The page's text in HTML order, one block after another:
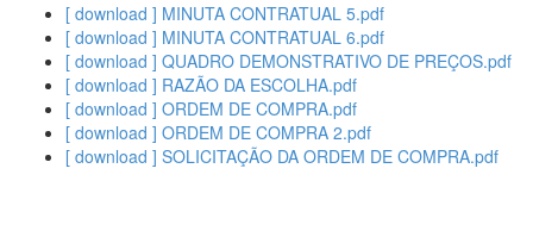
[ download ] MINUTA CONTRATUAL 5.pdf
[ download ] MINUTA CONTRATUAL 6.pdf
[ download ] QUADRO DEMONSTRATIVO DE PREÇOS.pdf
[ download ] RAZÃO DA ESCOLHA.pdf
[ download ] ORDEM DE COMPRA.pdf
[ download ] ORDEM DE COMPRA 2.pdf
[ download ] SOLICITAÇÃO DA ORDEM DE COMPRA.pdf